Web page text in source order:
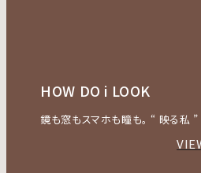
HOW DO i LOOK
鏡も窓もスマホも瞳も。 “ 映る私 ”